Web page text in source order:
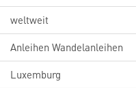
weltweit
Anleihen Wandelanleihen
Luxemburg